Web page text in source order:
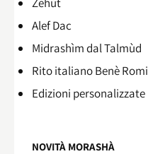
Alef Dac
Midrashìm dal Talmùd
Rito italiano Benè Romi​
Edizioni personalizzate
NOVITÀ MORASHÀ